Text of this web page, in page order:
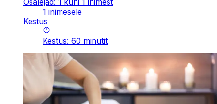
Osalejad: 1 kuni 1 inimest
1 inimesele
Kestus
Kestus: 60 minutit